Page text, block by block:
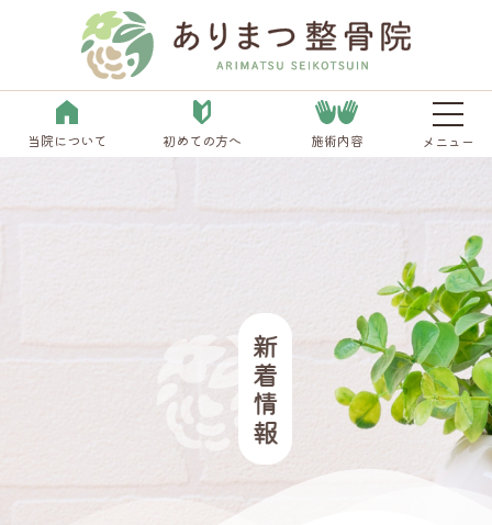
当院について 初めての方へ 施術内容 メニュー